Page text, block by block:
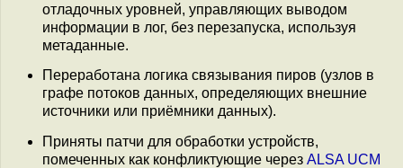
отладочных уровней, управляющих выводом
информации в лог, без перезапуска, используя
метаданные.
Переработана логика связывания пиров (узлов в
графе потоков данных, определяющих внешние
источники или приёмники данных).
Приняты патчи для обработки устройств,
помеченных как конфликтующие через ALSA UCM